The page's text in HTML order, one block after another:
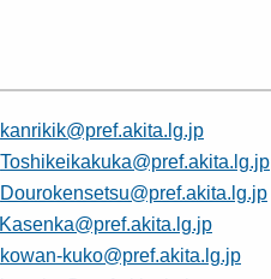
kanrikik@pref.akita.lg.jp
Toshikeikakuka@pref.akita.lg.jp
Dourokensetsu@pref.akita.lg.jp
Kasenka@pref.akita.lg.jp
kowan-kuko@pref.akita.lg.jp